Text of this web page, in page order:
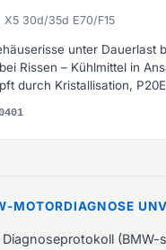
X5 30d/35d E70/F15
unter Dauerlast
Rissen – Kühlmittel in
durch Kristallisation,
MOTORDIAGNOSE
(BMW-